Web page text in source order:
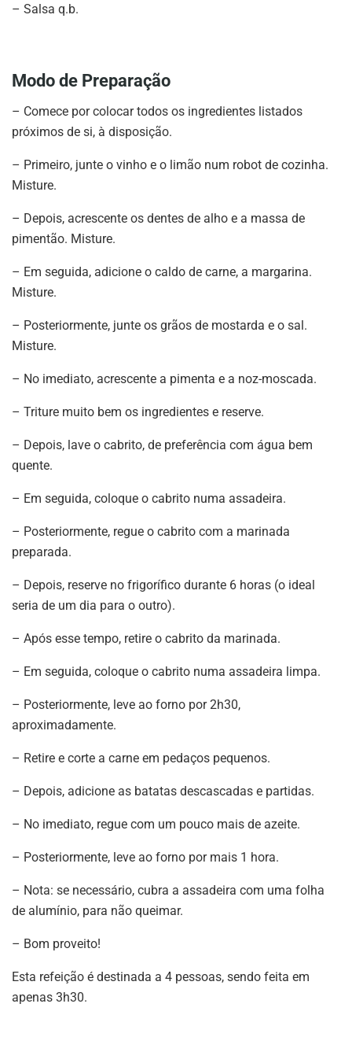
– Salsa q.b.
Modo de Preparação
– Comece por colocar todos os ingredientes listados
próximos de si, à disposição.
– Primeiro, junte o vinho e o limão num robot de cozinha.
Misture.
– Depois, acrescente os dentes de alho e a massa de
pimentão. Misture.
– Em seguida, adicione o caldo de carne, a margarina.
Misture.
– Posteriormente, junte os grãos de mostarda e o sal.
Misture.
– No imediato, acrescente a pimenta e a noz-moscada.
– Triture muito bem os ingredientes e reserve.
– Depois, lave o cabrito, de preferência com água bem
quente.
– Em seguida, coloque o cabrito numa assadeira.
– Posteriormente, regue o cabrito com a marinada
preparada.
– Depois, reserve no frigorífico durante 6 horas (o ideal
seria de um dia para o outro).
– Após esse tempo, retire o cabrito da marinada.
– Em seguida, coloque o cabrito numa assadeira limpa.
– Posteriormente, leve ao forno por 2h30,
aproximadamente.
– Retire e corte a carne em pedaços pequenos.
– Depois, adicione as batatas descascadas e partidas.
– No imediato, regue com um pouco mais de azeite.
– Posteriormente, leve ao forno por mais 1 hora.
– Nota: se necessário, cubra a assadeira com uma folha
de alumínio, para não queimar.
– Bom proveito!
Esta refeição é destinada a 4 pessoas, sendo feita em
apenas 3h30.